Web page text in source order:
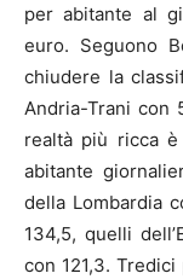
per abitante al
euro. Seguono
chiudere la
Andria-Trani con
realtà più ricca
abitante
della Lombardia
134,5, quelli
con 121,3.